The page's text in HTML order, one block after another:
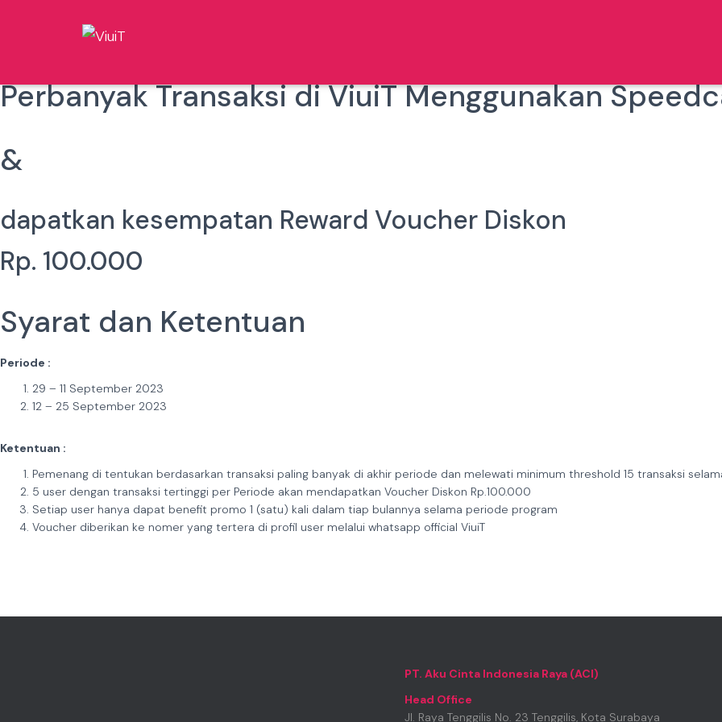
Perbanyak Transaksi di ViuiT Menggunakan
&
dapatkan kesempatan Reward Voucher Diskon
Rp. 100.000
Syarat dan Ketentuan
Periode :
29 – 11 September 2023
12 – 25 September 2023
Ketentuan :
Pemenang di tentukan berdasarkan transaksi paling banyak di akhir periode dan melewati minimum threshold 15 transaksi
5 user dengan transaksi tertinggi per Periode akan mendapatkan Voucher Diskon Rp.100.000
Setiap user hanya dapat benefit promo 1 (satu) kali dalam tiap bulannya selama periode program
Voucher diberikan ke nomer yang tertera di profil user melalui whatsapp official ViuiT
PT. Aku Cinta Indonesia Raya (ACI)
Head Office
Jl. Raya Tenggilis No. 23 Tenggilis, Kota Surabaya